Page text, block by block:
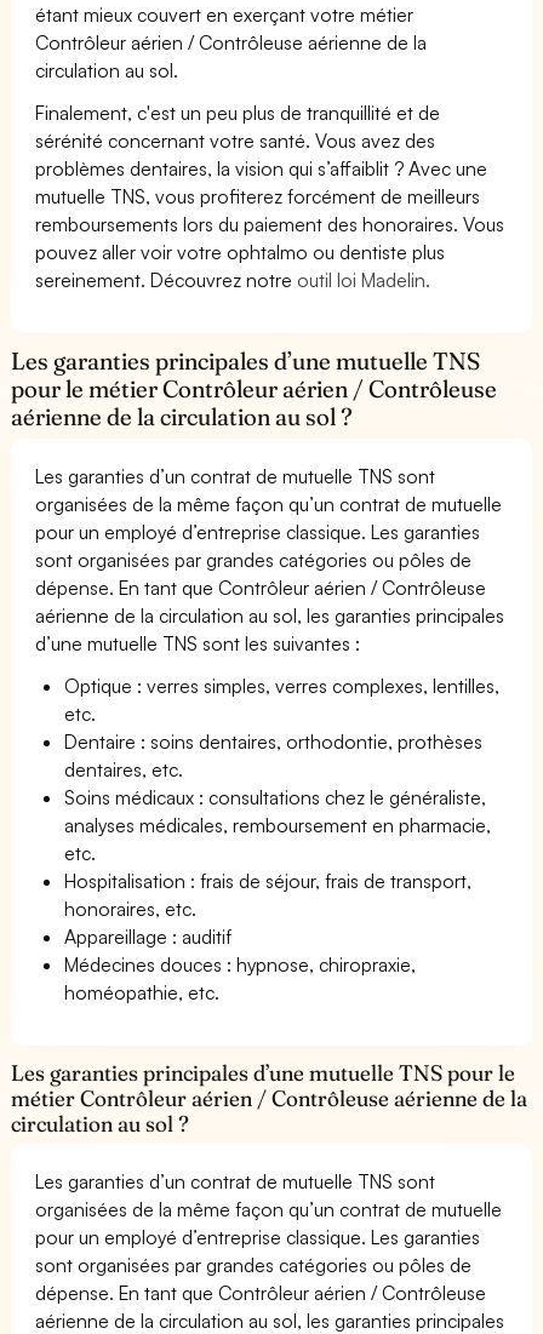
étant mieux couvert en exerçant votre métier
Contrôleur aérien / Contrôleuse aérienne de la
circulation au sol.
Finalement, c'est un peu plus de tranquillité et de
sérénité concernant votre santé. Vous avez des
problèmes dentaires, la vision qui s’affaiblit ? Avec une
mutuelle TNS, vous profiterez forcément de meilleurs
remboursements lors du paiement des honoraires. Vous
pouvez aller voir votre ophtalmo ou dentiste plus
sereinement. Découvrez notre outil loi Madelin.
Les garanties principales d’une mutuelle TNS
pour le métier Contrôleur aérien / Contrôleuse
aérienne de la circulation au sol ?
Les garanties d’un contrat de mutuelle TNS sont
organisées de la même façon qu’un contrat de mutuelle
pour un employé d’entreprise classique. Les garanties
sont organisées par grandes catégories ou pôles de
dépense. En tant que Contrôleur aérien / Contrôleuse
aérienne de la circulation au sol, les garanties principales
d’une mutuelle TNS sont les suivantes :
Optique : verres simples, verres complexes, lentilles,
etc.
Dentaire : soins dentaires, orthodontie, prothèses
dentaires, etc.
Soins médicaux : consultations chez le généraliste,
analyses médicales, remboursement en pharmacie,
etc.
Hospitalisation : frais de séjour, frais de transport,
honoraires, etc.
Appareillage : auditif
Médecines douces : hypnose, chiropraxie,
homéopathie, etc.
Les garanties principales d’une mutuelle TNS pour le
métier Contrôleur aérien / Contrôleuse aérienne de la
circulation au sol ?
Les garanties d’un contrat de mutuelle TNS sont
organisées de la même façon qu’un contrat de mutuelle
pour un employé d’entreprise classique. Les garanties
sont organisées par grandes catégories ou pôles de
dépense. En tant que Contrôleur aérien / Contrôleuse
aérienne de la circulation au sol, les garanties principales